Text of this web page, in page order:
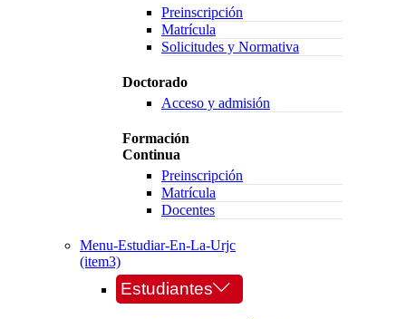
Preinscripción
Matrícula
Solicitudes y Normativa
Doctorado
Acceso y admisión
Formación
Continua
Preinscripción
Matrícula
Docentes
Menu-Estudiar-En-La-Urjc
(item3)
Estudiantes